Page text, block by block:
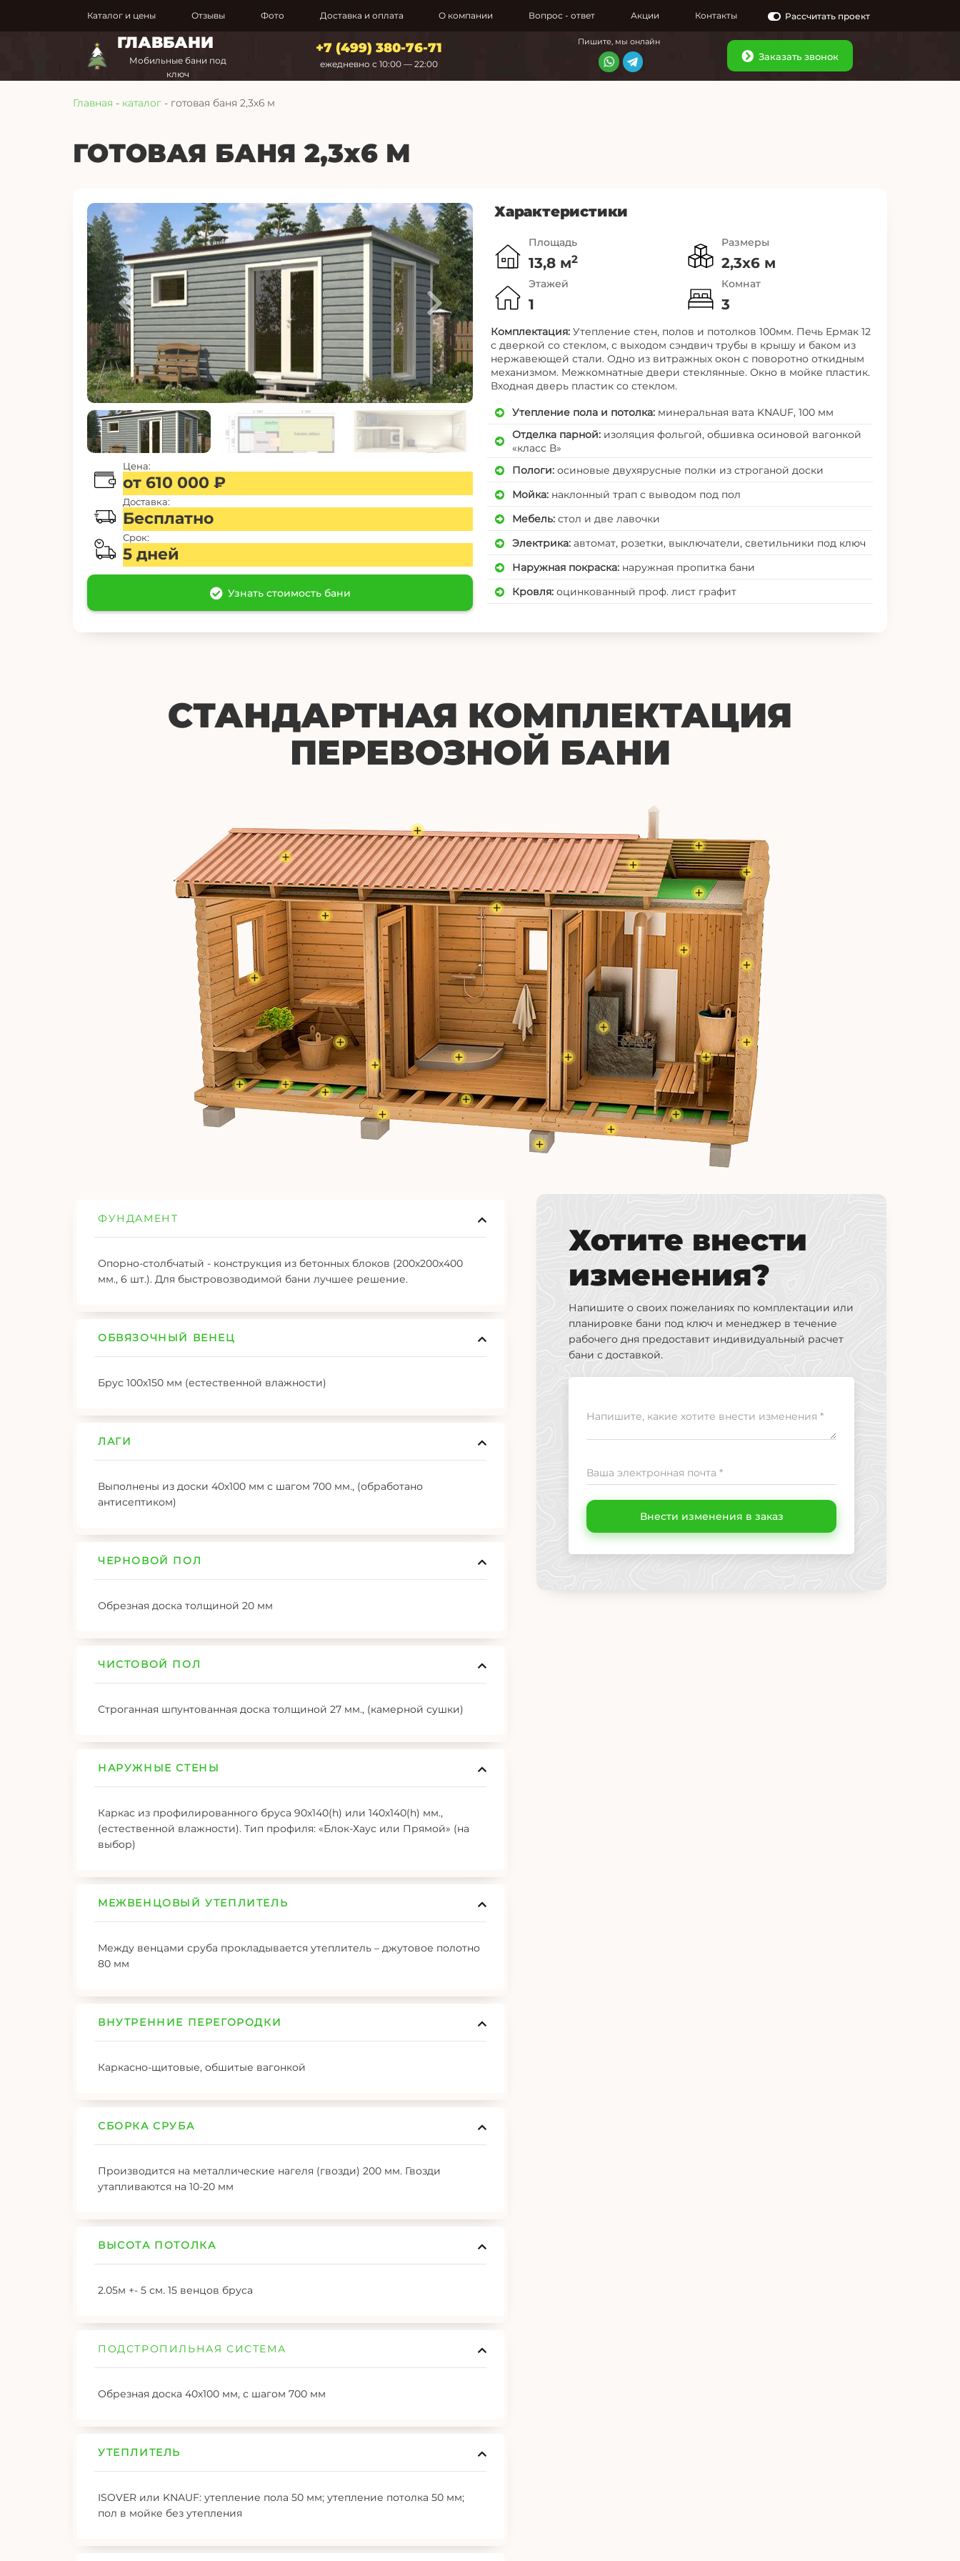
Каталог и цены Отзывы Фото Доставка и оплата О компании Вопрос - ответ Акции Контакты Рассчитать проект
ГЛАВБАНИ
Мобильные бани под
ключ
+7 (499) 380-76-71
ежедневно с 10:00 — 22:00
Пишите, мы онлайн
Заказать звонок
Главная - каталог - готовая баня 2,3х6 м
ГОТОВАЯ БАНЯ 2,3х6 М
Цена:
от 610 000 ₽
Доставка:
Бесплатно
Срок:
5 дней
Узнать стоимость бани
Характеристики
Площадь
13,8 м2
Размеры
2,3х6 м
Этажей
1
Комнат
3
Комплектация: Утепление стен, полов и потолков 100мм. Печь Ермак 12
с дверкой со стеклом, с выходом сэндвич трубы в крышу и баком из
нержавеющей стали. Одно из витражных окон с поворотно откидным
механизмом. Межкомнатные двери стеклянные. Окно в мойке пластик.
Входная дверь пластик со стеклом.
Утепление пола и потолка: минеральная вата KNAUF, 100 мм
Отделка парной: изоляция фольгой, обшивка осиновой вагонкой
«класс В»
Пологи: осиновые двухярусные полки из строганой доски
Мойка: наклонный трап с выводом под пол
Мебель: стол и две лавочки
Электрика: автомат, розетки, выключатели, светильники под ключ
Наружная покраска: наружная пропитка бани
Кровля: оцинкованный проф. лист графит
СТАНДАРТНАЯ КОМПЛЕКТАЦИЯ
ПЕРЕВОЗНОЙ БАНИ
ФУНДАМЕНТ
Опорно-столбчатый - конструкция из бетонных блоков (200х200х400
мм., 6 шт.). Для быстровозводимой бани лучшее решение.
ОБВЯЗОЧНЫЙ ВЕНЕЦ
Брус 100х150 мм (естественной влажности)
ЛАГИ
Выполнены из доски 40х100 мм с шагом 700 мм., (обработано
антисептиком)
ЧЕРНОВОЙ ПОЛ
Обрезная доска толщиной 20 мм
ЧИСТОВОЙ ПОЛ
Строганная шпунтованная доска толщиной 27 мм., (камерной сушки)
НАРУЖНЫЕ СТЕНЫ
Каркас из профилированного бруса 90х140(h) или 140х140(h) мм.,
(естественной влажности). Тип профиля: «Блок-Хаус или Прямой» (на
выбор)
МЕЖВЕНЦОВЫЙ УТЕПЛИТЕЛЬ
Между венцами сруба прокладывается утеплитель – джутовое полотно
80 мм
ВНУТРЕННИЕ ПЕРЕГОРОДКИ
Каркасно-щитовые, обшитые вагонкой
СБОРКА СРУБА
Производится на металлические нагеля (гвозди) 200 мм. Гвозди
утапливаются на 10-20 мм
ВЫСОТА ПОТОЛКА
2.05м +- 5 см. 15 венцов бруса
ПОДСТРОПИЛЬНАЯ СИСТЕМА
Обрезная доска 40х100 мм, с шагом 700 мм
УТЕПЛИТЕЛЬ
ISOVER или KNAUF: утепление пола 50 мм; утепление потолка 50 мм;
пол в мойке без утепления
Хотите внести
изменения?
Напишите о своих пожеланиях по комплектации или
планировке бани под ключ и менеджер в течение
рабочего дня предоставит индивидуальный расчет
бани с доставкой.
Напишите, какие хотите внести изменения *
Ваша электронная почта *
Внести изменения в заказ